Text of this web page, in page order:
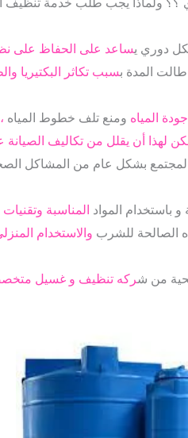
دوري يساعد على الحفاظ على
طالت المدة بسبب تكاثر البكتيريا
المياه ومنع تلف خطوط المياه
لهذا أن يقلل من تكاليف
بشكل عام من المشاكل
باستخدام المواد المناسبة
الصالحة للشرب والاستخدام
من شركه تنظيف و غسيل